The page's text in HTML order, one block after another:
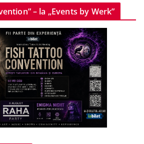
– la „Events by Werk”